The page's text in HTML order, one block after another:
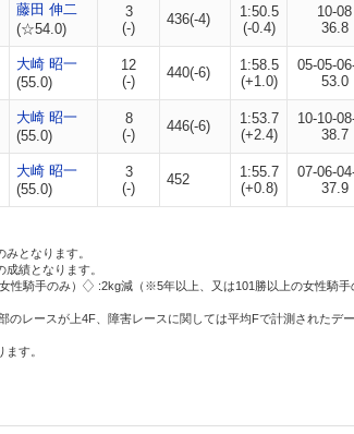
藤田 伸二
(☆54.0)
3
(-)
436(-4)
1:50.5
(-0.4)
10-08
36.8
大崎 昭一
(55.0)
12
(-)
440(-6)
1:58.5
(+1.0)
05-05-
53.0
大崎 昭一
(55.0)
8
(-)
446(-6)
1:53.7
(+2.4)
10-10-
38.7
大崎 昭一
(55.0)
3
(-)
452
1:55.7
(+0.8)
07-06-
37.9
となります。
績となります。
性騎手のみ）
:2kg減（※5年以上、又は101勝以上の女性騎手
レースが上4F、障害レースに関しては平均Fで計測されたデ
す。